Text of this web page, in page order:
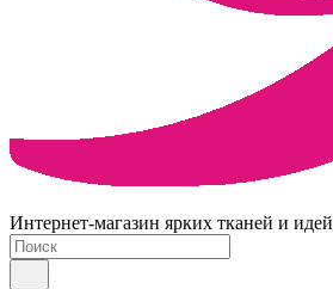
Интернет-магазин ярких тканей и идей